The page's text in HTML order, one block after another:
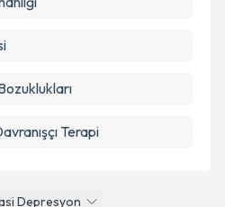
Depresyon
Terapi